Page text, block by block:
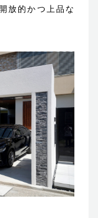
放的かつ上品な